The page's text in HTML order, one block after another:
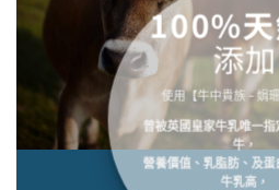
100%
添加
使用【牛中貴族 – 娟
曾被英國皇家牛乳唯一指
牛，
營養價值、乳脂肪、及蛋
牛乳高，